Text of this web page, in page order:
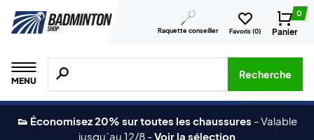
Raquette conseiller Favoris (0)
0
Panier
MENU
Recherche de produits, de marques, etc.
Recherche
👟 Économisez 20% sur toutes les chaussures -Valable
jusqu´au 12/8 -Voir la sélection